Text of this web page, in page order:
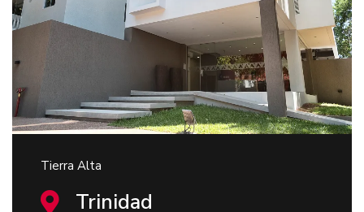
Tierra Alta
Trinidad